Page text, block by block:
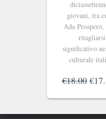
giovani, tra
Ada
significativo
culturale
€18.00 Il
era:
€